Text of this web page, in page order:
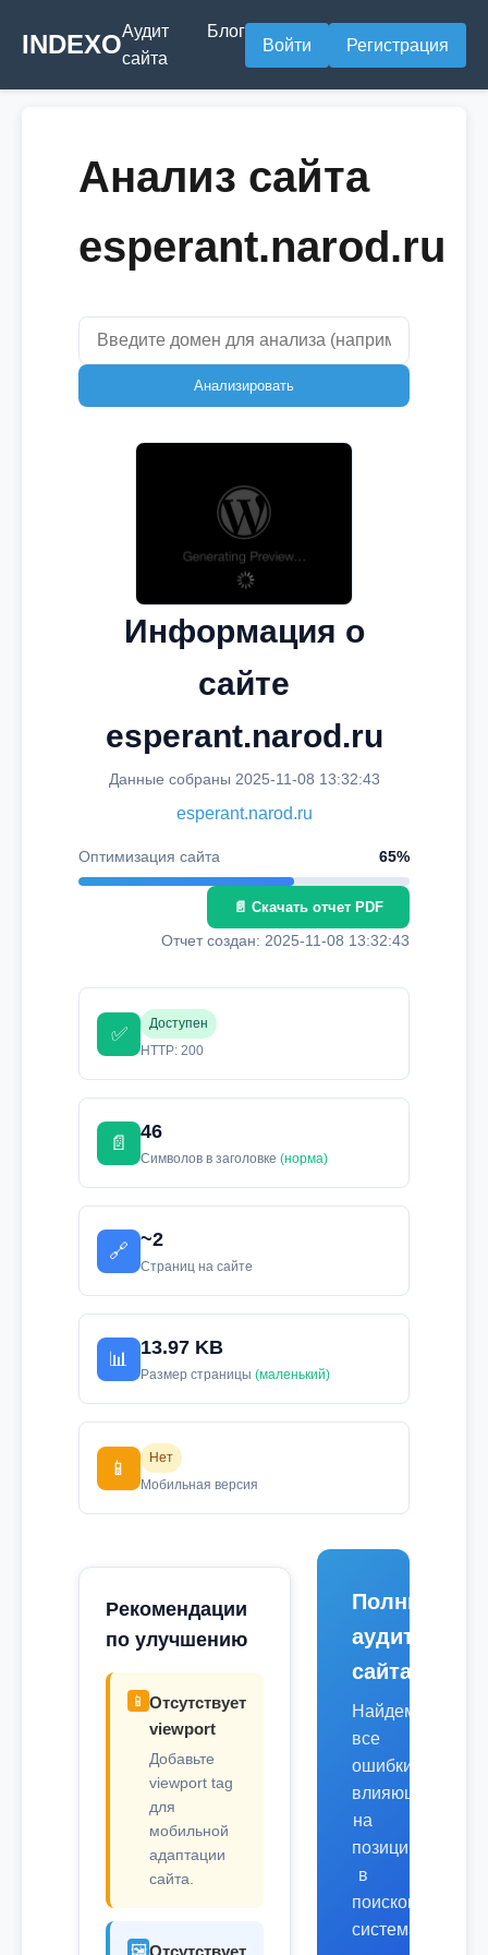
INDEXOАудит
сайта
Блог
Войти Регистрация
Анализ сайта
esperant.narod.ru
Анализировать
Информация о
сайте
esperant.narod.ru
Данные собраны 2025-11-08 13:32:43
esperant.narod.ru
Оптимизация сайта 65%
📄 Скачать отчет PDF
Отчет создан: 2025-11-08 13:32:43
✅
Доступен
HTTP: 200
📄
46
Символов в заголовке (норма)
🔗
~2
Страниц на сайте
📊
13.97 KB
Размер страницы (маленький)
📱
Нет
Мобильная версия
Рекомендации
по улучшению
📱 Отсутствует
viewport
Добавьте
viewport tag
для
мобильной
адаптации
сайта.
🖼️Отсутствует
Полный
аудит
сайта
Найдем
все
ошибки,
влияющие
на
позиции
в
поисковых
системах.